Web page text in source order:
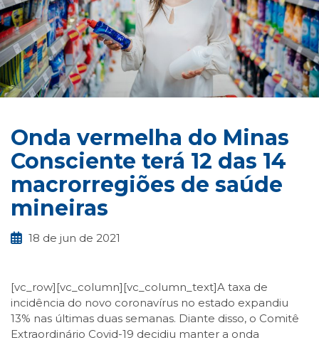
Onda vermelha do Minas
Consciente terá 12 das 14
macrorregiões de saúde
mineiras
18 de jun de 2021
[vc_row][vc_column][vc_column_text]A taxa de
incidência do novo coronavírus no estado expandiu
13% nas últimas duas semanas. Diante disso, o Comitê
Extraordinário Covid-19 decidiu manter a onda